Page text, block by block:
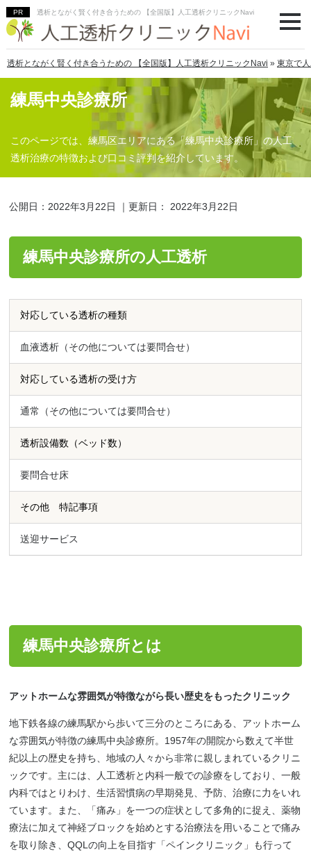
透析とながく賢く付き合うための 【全国版】人工透析クリニックNavi
透析とながく賢く付き合うための 【全国版】人工透析クリニックNavi » 東京で
練馬中央診療所
このページでは、練馬区エリアにある「練馬中央診療所」の人工
透析治療の特徴および口コミ評判を紹介しています。
公開日： 2022年3月22日 ｜更新日： 2022年3月22日
練馬中央診療所の人工透析
対応している透析の種類
血液透析（その他については要問合せ）
対応している透析の受け方
通常（その他については要問合せ）
透析設備数（ベッド数）
要問合せ床
その他 特記事項
送迎サービス
練馬中央診療所とは
アットホームな雰囲気が特徴ながら長い歴史をもったクリニック
地下鉄各線の練馬駅から歩いて三分のところにある、アットホーム
な雰囲気が特徴の練馬中央診療所。1957年の開院から数えて半世
紀以上の歴史を持ち、地域の人々から非常に親しまれているクリニ
ックです。主には、人工透析と内科一般での診療をしており、一般
内科ではとりわけ、生活習慣病の早期発見、予防、治療に力をいれ
ています。また、「痛み」を一つの症状として多角的に捉え、薬物
療法に加えて神経ブロックを始めとする治療法を用いることで痛み
を取り除き、QQLの向上を目指す「ペインクリニック」も行って